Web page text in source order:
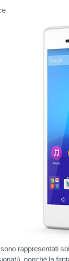
rappresentati
nonché la